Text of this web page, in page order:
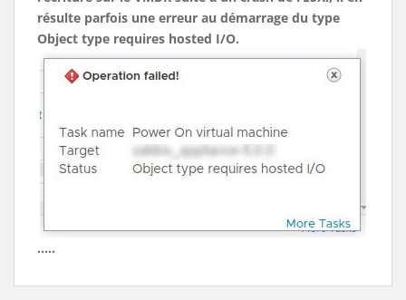
résulte parfois une erreur au démarrage du type
Object type requires hosted I/O.
.....